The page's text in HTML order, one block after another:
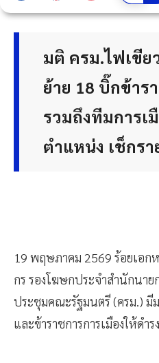
มติ ครม.ไฟเขีย
ย้าย 18 บิ๊กข้า
รวมถึงทีมการเ
ตำแหน่ง เช็กร
19 พฤษภาคม 2569 ร้อยเอก
กร รองโฆษกประจำสำนักนาย
ประชุมคณะรัฐมนตรี (ครม.) มี
และข้าราชการการเมืองให้ดำ